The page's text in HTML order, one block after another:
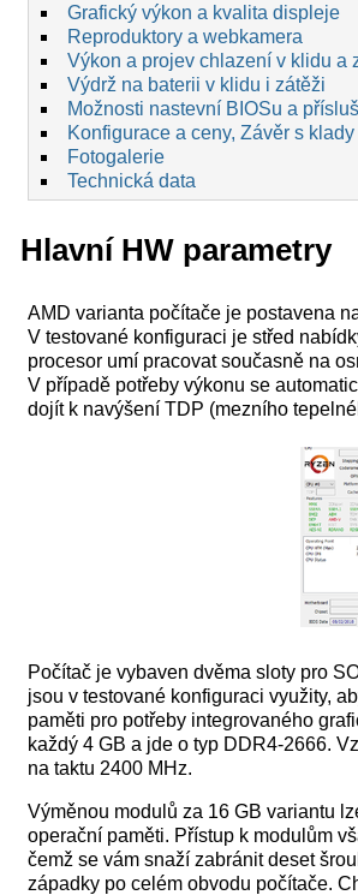
Grafický výkon a kvalita displeje
Reproduktory a webkamera
Výkon a projev chlazení v klidu a
Výdrž na baterii v klidu i zátěži
Možnosti nastevní BIOSu a
Konfigurace a ceny, Závěr s
Fotogalerie
Technická data
Hlavní HW parametry
AMD varianta počítače je postavena
V testované konfiguraci je střed
procesor umí pracovat současně na
V případě potřeby výkonu se
dojít k navýšení TDP (mezního
Počítač je vybaven dvěma sloty pro
jsou v testované konfiguraci využity,
paměti pro potřeby integrovaného
každý 4 GB a jde o typ DDR4-2666.
na taktu 2400 MHz.
Výměnou modulů za 16 GB variantu
operační paměti. Přístup k modulům
čemž se vám snaží zabránit deset
západky po celém obvodu počítače.